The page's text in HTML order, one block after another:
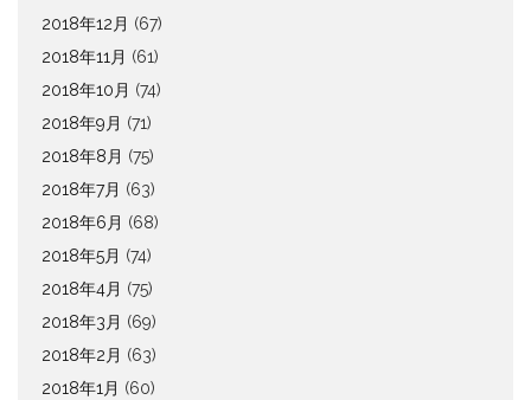
2018年12月 (67)
2018年11月 (61)
2018年10月 (74)
2018年9月 (71)
2018年8月 (75)
2018年7月 (63)
2018年6月 (68)
2018年5月 (74)
2018年4月 (75)
2018年3月 (69)
2018年2月 (63)
2018年1月 (60)